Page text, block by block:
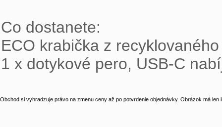
Co dostanete:
ECO krabička z
1 x dotykové pero, USB-C
Obchod si vyhradzuje právo na zmenu ceny až po potvrdenie objednávky. Obrázok má len